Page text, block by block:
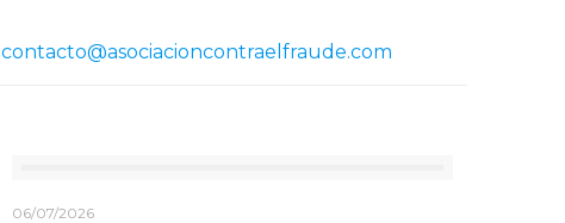
contacto@asociacioncontraelfraude.com
06/07/2026